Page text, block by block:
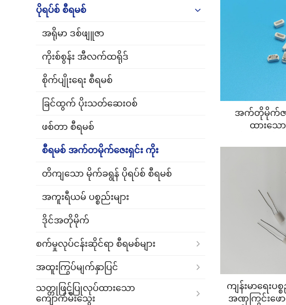
ပိုရပ်စ် စီရမစ်
အရိုမာ ဒစ်ဖျူဇာ
ကိုးစ်စွန်း အီလက်ထရိုဒ်
စိုက်ပျိုးရေး စီရမစ်
ခြင်ထွက် ပိုးသတ်ဆေးဝစ်
ဖစ်တာ စီရမစ်
စီရမစ် အက်တမိုက်ဇေးရှင်း ကိုး
တိကျသော မိုက်ခရွန် ပိုရပ်စ် စီရမစ်
အကူးရီယမ် ပစ္စည်းများ
ဒိုင်အတိုမိုက်
စက်မှုလုပ်ငန်းဆိုင်ရာ စီရမစ်များ
အထူးကြွပ်မျက်နှာပြင်
သတ္တုဖြင့်ပြုလုပ်ထားသော
ကျောက်မီးသွေး
အက်တိုမိုက်ဇ
ထားသေ
ပစ္စည်းဖြင့်
တိုမိုက်ဇင်း အငွေ့
ကျန်းမာရေးပ
အဏုကြွင်းဖေ